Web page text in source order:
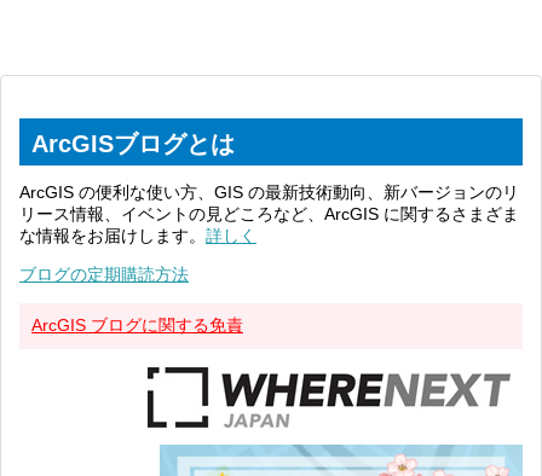
ArcGISブログとは
ArcGIS の便利な使い方、GIS の最新技術動向、新バージョンのリ
リース情報、イベントの見どころなど、ArcGIS に関するさまざま
な情報をお届けします。 詳しく
ブログの定期購読方法
ArcGIS ブログに関する免責